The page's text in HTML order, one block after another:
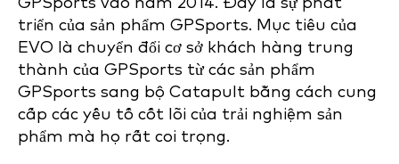
triển của sản phẩm GPSports. Mục tiêu của
EVO là chuyển đổi cơ sở khách hàng trung
thành của GPSports từ các sản phẩm
GPSports sang bộ Catapult bằng cách cung
cấp các yếu tố cốt lõi của trải nghiệm sản
phẩm mà họ rất coi trọng.